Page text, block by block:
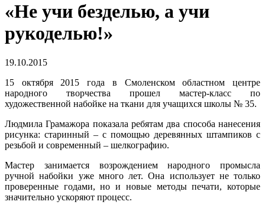
«Не учи безделью, а учи
рукоделью!»
19.10.2015
15 октября 2015 года в Смоленском областном центре
народного творчества прошел мастер-класс по
художественной набойке на ткани для учащихся школы № 35.
Людмила Грамажора показала ребятам два способа нанесения
рисунка: старинный – с помощью деревянных штампиков с
резьбой и современный – шелкографию.
Мастер занимается возрождением народного промысла
ручной набойки уже много лет. Она использует не только
проверенные годами, но и новые методы печати, которые
значительно ускоряют процесс.